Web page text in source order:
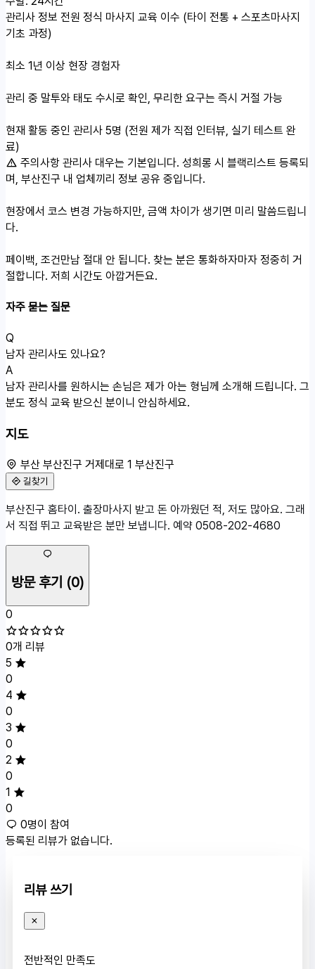
관리사 정보 전원 정식 마사지 교육 이수 (타이 전통 + 스포츠마사지
기초 과정)
최소 1년 이상 현장 경험자
관리 중 말투와 태도 수시로 확인, 무리한 요구는 즉시 거절 가능
현재 활동 중인 관리사 5명 (전원 제가 직접 인터뷰, 실기 테스트 완
료)
주의사항관리사 대우는 기본입니다. 성희롱 시 블랙리스트 등록되
며, 부산진구 내 업체끼리 정보 공유 중입니다.
현장에서 코스 변경 가능하지만, 금액 차이가 생기면 미리 말씀드립니
다.
페이백, 조건만남 절대 안 됩니다. 찾는 분은 통화하자마자 정중히 거
절합니다. 저희 시간도 아깝거든요.
자주 묻는 질문
Q
남자 관리사도 있나요?
A
남자 관리사를 원하시는 손님은 제가 아는 형님께 소개해 드립니다. 그
분도 정식 교육 받으신 분이니 안심하세요.
지도
부산 부산진구 거제대로 1 부산진구
길찾기
부산 부산진구 거제대로 1
부산진구 홈타이. 출장마사지 받고 돈 아까웠던 적, 저도 많아요. 그래
서 직접 뛰고 교육받은 분만 보냅니다. 예약 0508-202-4680
방문 후기 (0)
0
0개 리뷰
5
0
4
0
3
0
2
0
1
0
0명이 참여
등록된 리뷰가 없습니다.
리뷰 쓰기
전반적인 만족도